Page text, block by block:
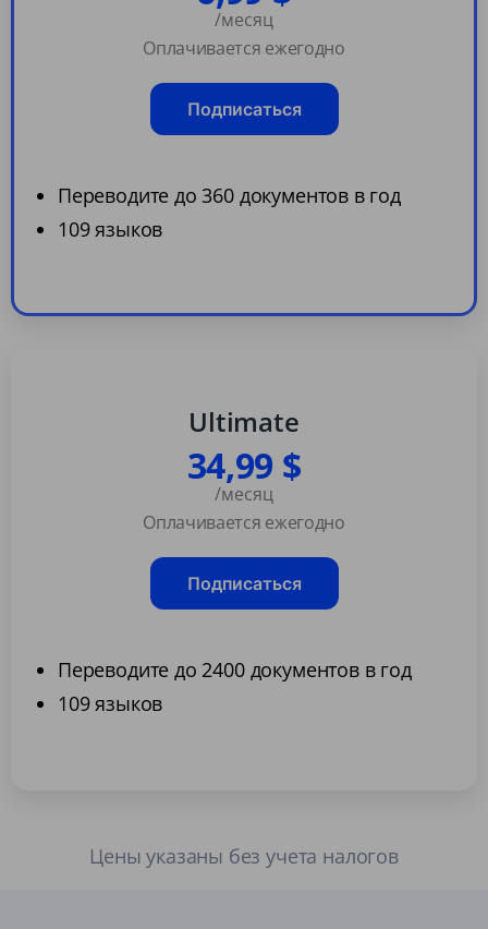
/месяц
Оплачивается ежегодно
Подписаться
Переводите до 360 документов в год
109 языков
Ultimate
34,99 $
/месяц
Оплачивается ежегодно
Подписаться
Переводите до 2400 документов в год
109 языков
Цены указаны без учета налогов